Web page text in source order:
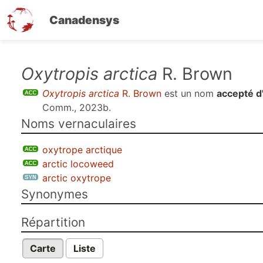
Canadensys
contenu
Oxytropis arctica R. Brown
Oxytropis arctica R. Brown est un nom accepté
Comm., 2023b.
Noms vernaculaires
oxytrope arctique
arctic locoweed
arctic oxytrope
Synonymes
Répartition
Carte Liste